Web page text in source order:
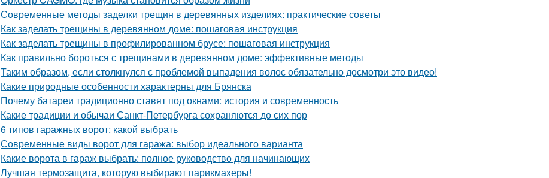
Современные методы заделки трещин в деревянных изделиях: практические советы
Как заделать трещины в деревянном доме: пошаговая инструкция
Как заделать трещины в профилированном брусе: пошаговая инструкция
Как правильно бороться с трещинами в деревянном доме: эффективные методы
Таким образом, если столкнулся с проблемой выпадения волос обязательно досмотри это видео!
Какие природные особенности характерны для Брянска
Почему батареи традиционно ставят под окнами: история и современность
Какие традиции и обычаи Санкт-Петербурга сохраняются до сих пор
6 типов гаражных ворот: какой выбрать
Современные виды ворот для гаража: выбор идеального варианта
Какие ворота в гараж выбрать: полное руководство для начинающих
Лучшая термозащита, которую выбирают парикмахеры!